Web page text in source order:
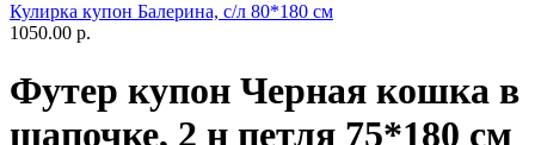
Кулирка купон Балерина, с/л 80*180 см
1050.00 р.
Футер купон Черная кошка в
шапочке, 2 н петля 75*180 см